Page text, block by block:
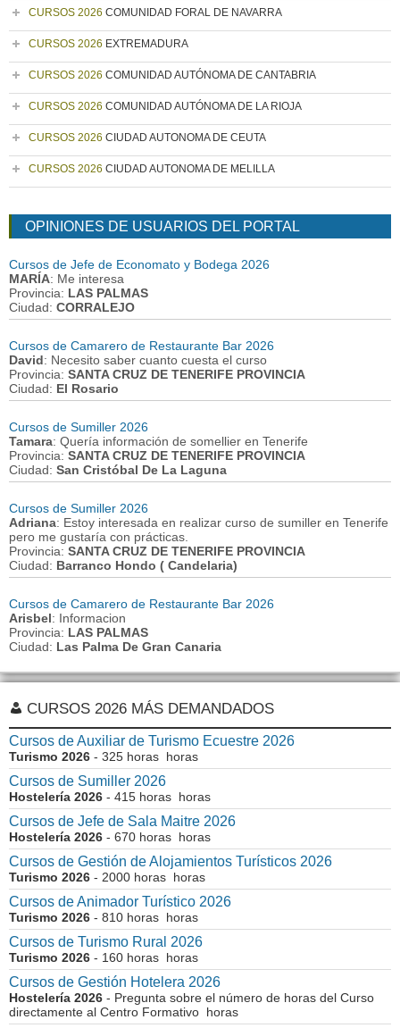
CURSOS 2026 COMUNIDAD FORAL DE NAVARRA
CURSOS 2026 EXTREMADURA
CURSOS 2026 COMUNIDAD AUTÓNOMA DE CANTABRIA
CURSOS 2026 COMUNIDAD AUTÓNOMA DE LA RIOJA
CURSOS 2026 CIUDAD AUTONOMA DE CEUTA
CURSOS 2026 CIUDAD AUTONOMA DE MELILLA
OPINIONES DE USUARIOS DEL PORTAL
Cursos de Jefe de Economato y Bodega 2026
MARÍA: Me interesa
Provincia: LAS PALMAS
Ciudad: CORRALEJO
Cursos de Camarero de Restaurante Bar 2026
David: Necesito saber cuanto cuesta el curso
Provincia: SANTA CRUZ DE TENERIFE PROVINCIA
Ciudad: El Rosario
Cursos de Sumiller 2026
Tamara: Quería información de somellier en Tenerife
Provincia: SANTA CRUZ DE TENERIFE PROVINCIA
Ciudad: San Cristóbal De La Laguna
Cursos de Sumiller 2026
Adriana: Estoy interesada en realizar curso de sumiller en Tenerife
pero me gustaría con prácticas.
Provincia: SANTA CRUZ DE TENERIFE PROVINCIA
Ciudad: Barranco Hondo ( Candelaria)
Cursos de Camarero de Restaurante Bar 2026
Arisbel: Informacion
Provincia: LAS PALMAS
Ciudad: Las Palma De Gran Canaria
CURSOS 2026 MÁS DEMANDADOS
Cursos de Auxiliar de Turismo Ecuestre 2026
Turismo 2026 - 325 horas horas
Cursos de Sumiller 2026
Hostelería 2026 - 415 horas horas
Cursos de Jefe de Sala Maitre 2026
Hostelería 2026 - 670 horas horas
Cursos de Gestión de Alojamientos Turísticos 2026
Turismo 2026 - 2000 horas horas
Cursos de Animador Turístico 2026
Turismo 2026 - 810 horas horas
Cursos de Turismo Rural 2026
Turismo 2026 - 160 horas horas
Cursos de Gestión Hotelera 2026
Hostelería 2026 - Pregunta sobre el número de horas del Curso
directamente al Centro Formativo horas